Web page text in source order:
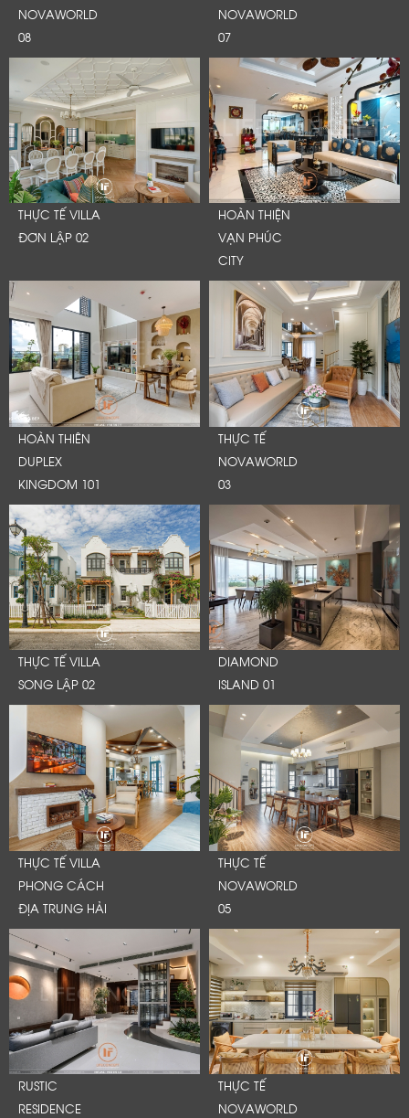
NOVAWORLD
08
NOVAWORLD
07
THỰC TẾ VILLA
ĐƠN LẬP 02
HOÀN THIỆN
VẠN PHÚC
CITY
HOÀN THIÊN
DUPLEX
KINGDOM 101
THỰC TẾ
NOVAWORLD
03
THỰC TẾ VILLA
SONG LẬP 02
DIAMOND
ISLAND 01
THỰC TẾ VILLA
PHONG CÁCH
ĐỊA TRUNG HẢI
THỰC TẾ
NOVAWORLD
05
RUSTIC
RESIDENCE
THỰC TẾ
NOVAWORLD
LỜI CẢM ƠN
LIFECONCEPT